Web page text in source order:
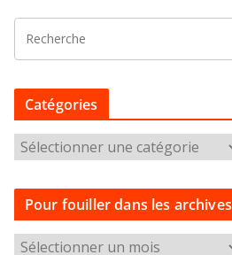
Catégories
a
t
g
Pour fouiller dans les archives